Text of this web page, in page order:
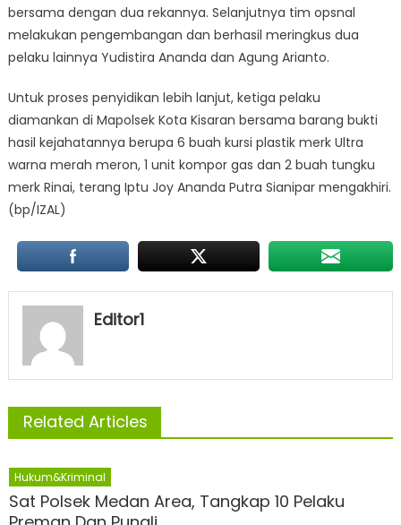
bersama dengan dua rekannya. Selanjutnya tim opsnal
melakukan pengembangan dan berhasil meringkus dua
pelaku lainnya Yudistira Ananda dan Agung Arianto.
Untuk proses penyidikan lebih lanjut, ketiga pelaku
diamankan di Mapolsek Kota Kisaran bersama barang bukti
hasil kejahatannya berupa 6 buah kursi plastik merk Ultra
warna merah meron, 1 unit kompor gas dan 2 buah tungku
merk Rinai, terang Iptu Joy Ananda Putra Sianipar mengakhiri.
(bp/IZAL)
Editor1
Related Articles
Hukum&Kriminal
Sat Polsek Medan Area, Tangkap 10 Pelaku